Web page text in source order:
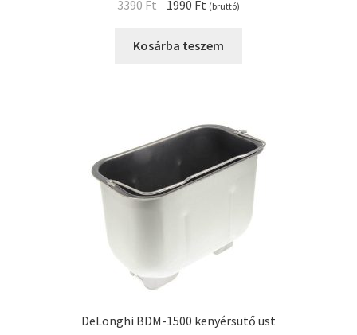
3390Ft Original
was:
1990 Ft Current
is:
(bruttó)
Kosárba teszem
DeLonghi BDM-1500 kenyérsütő üst